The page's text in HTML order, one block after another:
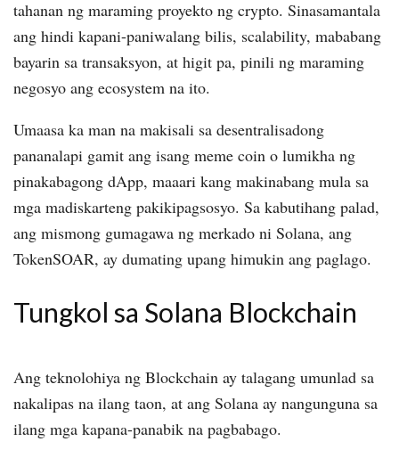
tahanan ng maraming proyekto ng crypto. Sinasamantala
ang hindi kapani-paniwalang bilis, scalability, mababang
bayarin sa transaksyon, at higit pa, pinili ng maraming
negosyo ang ecosystem na ito.
Umaasa ka man na makisali sa desentralisadong
pananalapi gamit ang isang meme coin o lumikha ng
pinakabagong dApp, maaari kang makinabang mula sa
mga madiskarteng pakikipagsosyo. Sa kabutihang palad,
ang mismong gumagawa ng merkado ni Solana, ang
TokenSOAR, ay dumating upang himukin ang paglago.
Tungkol sa Solana Blockchain
Ang teknolohiya ng Blockchain ay talagang umunlad sa
nakalipas na ilang taon, at ang Solana ay nangunguna sa
ilang mga kapana-panabik na pagbabago.